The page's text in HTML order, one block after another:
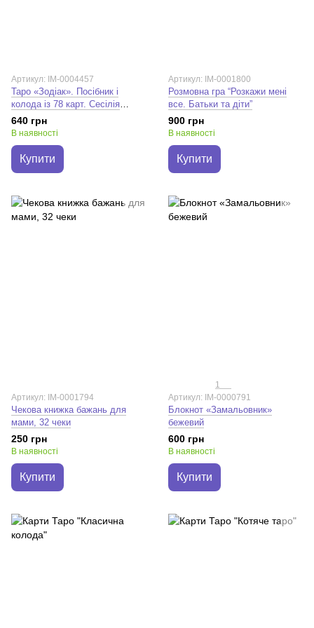
Артикул: IM-0004457
Таро «Зодіак». Посібник і
колода із 78 карт. Сесілія
Латтарі
640 грн
В наявності
Купити
Артикул: IM-0001800
Розмовна гра “Розкажи мені
все. Батьки та діти”
900 грн
В наявності
Купити
Артикул: IM-0001794
Чекова книжка бажань для
мами, 32 чеки
250 грн
В наявності
Купити
1
Артикул: IM-0000791
Блокнот «Замальовник»
бежевий
600 грн
В наявності
Купити